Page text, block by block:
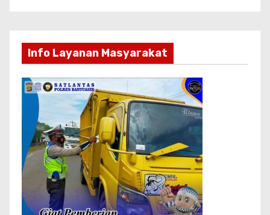
Info Layanan Masyarakat